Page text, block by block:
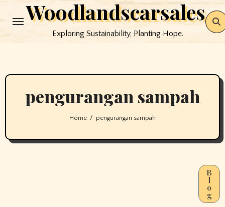
to
Woodlandscarsales
Exploring Sustainability, Planting Hope.
pengurangan sampah
Home pengurangan sampah
B
l
o
g